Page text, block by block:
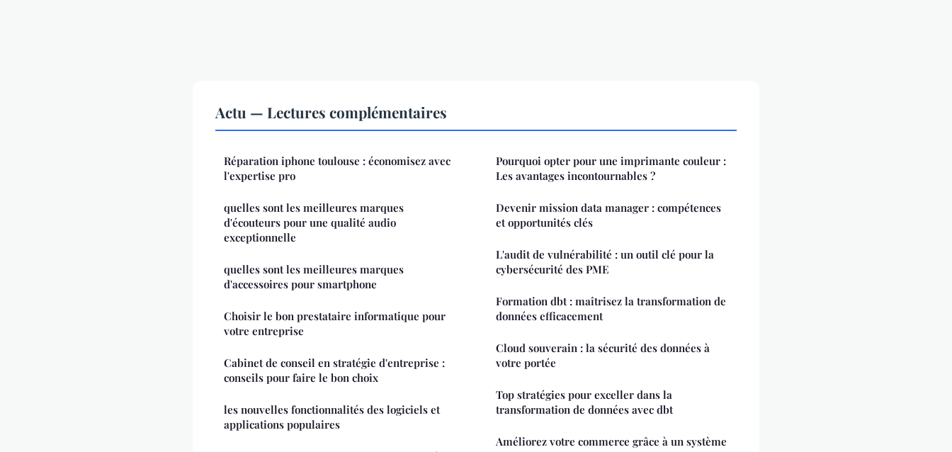
Actu — Lectures complémentaires
Réparation iphone toulouse : économisez avec
l'expertise pro
quelles sont les meilleures marques
d'écouteurs pour une qualité audio
exceptionnelle
quelles sont les meilleures marques
d'accessoires pour smartphone
Choisir le bon prestataire informatique pour
votre entreprise
Cabinet de conseil en stratégie d'entreprise :
conseils pour faire le bon choix
les nouvelles fonctionnalités des logiciels et
applications populaires
Pourquoi opter pour une imprimante couleur :
Les avantages incontournables ?
Devenir mission data manager : compétences
et opportunités clés
L'audit de vulnérabilité : un outil clé pour la
cybersécurité des PME
Formation dbt : maîtrisez la transformation de
données efficacement
Cloud souverain : la sécurité des données à
votre portée
Top stratégies pour exceller dans la
transformation de données avec dbt
Améliorez votre commerce grâce à un système